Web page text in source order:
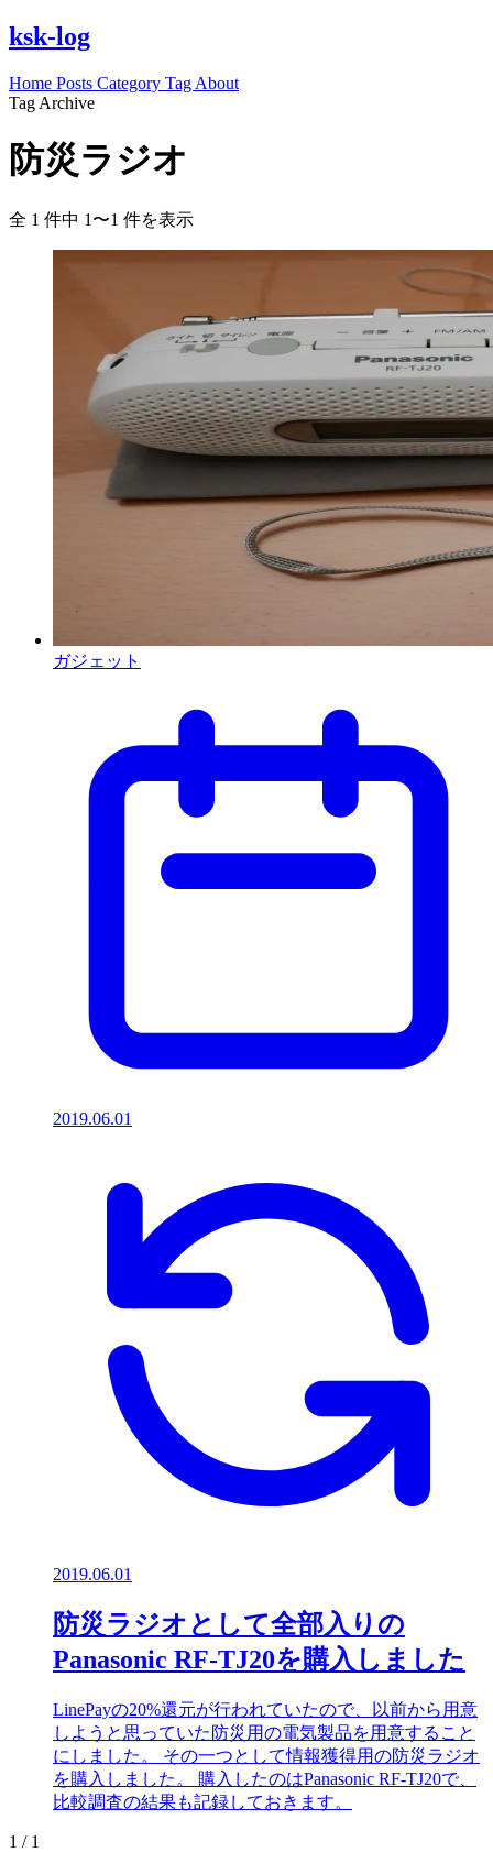
ksk-log
Home Posts Category Tag About
Tag Archive
防災ラジオ
全 1 件中 1〜1 件を表示
ガジェット
2019.06.01
2019.06.01
防災ラジオとして全部入りの
Panasonic RF-TJ20を購入しました
LinePayの20%還元が行われていたので、以前から用意
しようと思っていた防災用の電気製品を用意すること
にしました。 その一つとして情報獲得用の防災ラジオ
を購入しました。 購入したのはPanasonic RF-TJ20で、
比較調査の結果も記録しておきます。
1 / 1